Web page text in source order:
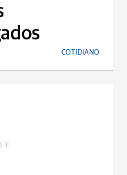
COTIDIANO